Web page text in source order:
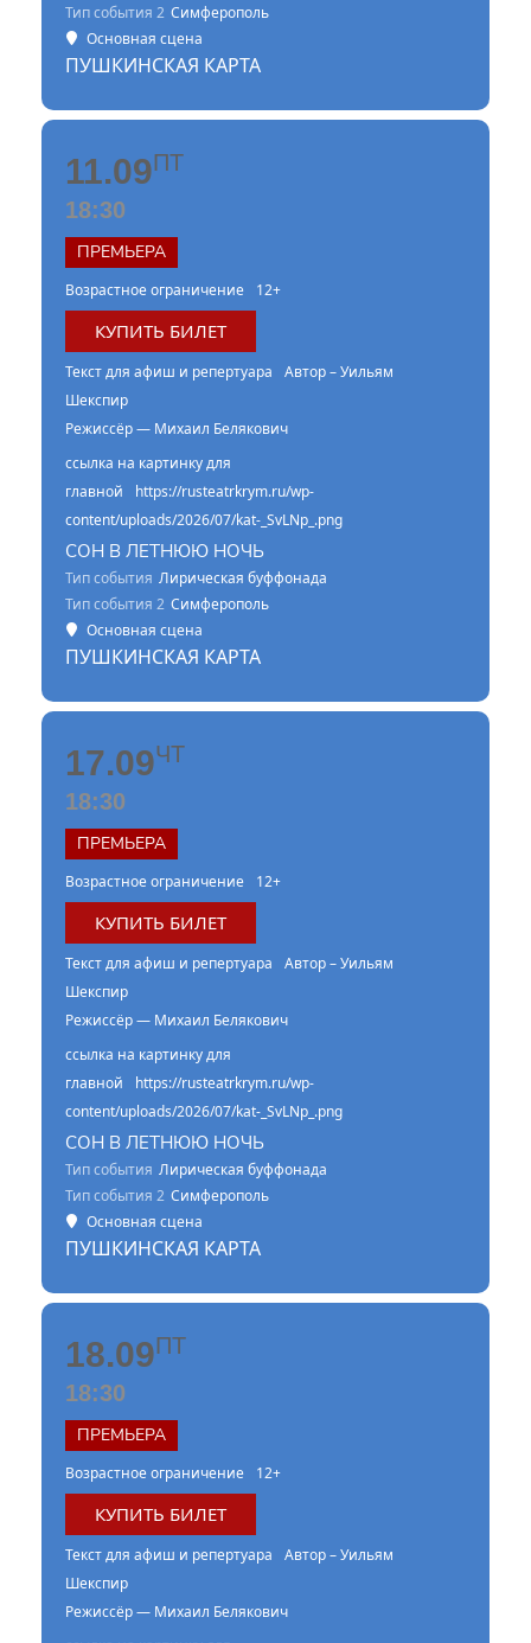
Тип события 2 Симферополь
Основная сцена
ПУШКИНСКАЯ КАРТА
11.09ПТ
18:30
ПРЕМЬЕРА
Возрастное ограничение 12+
КУПИТЬ БИЛЕТ
Текст для афиш и репертуара
Автор – Уильям
Шекспир
Режиссёр — Михаил Белякович
ссылка на картинку для
главной
https://rusteatrkrym.ru/wp-
content/uploads/2026/07/kat-_SvLNp_.png
СОН В ЛЕТНЮЮ НОЧЬ
Тип события Лирическая буффонада
Тип события 2 Симферополь
Основная сцена
ПУШКИНСКАЯ КАРТА
17.09ЧТ
18:30
ПРЕМЬЕРА
Возрастное ограничение 12+
КУПИТЬ БИЛЕТ
Текст для афиш и репертуара
Автор – Уильям
Шекспир
Режиссёр — Михаил Белякович
ссылка на картинку для
главной
https://rusteatrkrym.ru/wp-
content/uploads/2026/07/kat-_SvLNp_.png
СОН В ЛЕТНЮЮ НОЧЬ
Тип события Лирическая буффонада
Тип события 2 Симферополь
Основная сцена
ПУШКИНСКАЯ КАРТА
18.09ПТ
18:30
ПРЕМЬЕРА
Возрастное ограничение 12+
КУПИТЬ БИЛЕТ
Текст для афиш и репертуара
Автор – Уильям
Шекспир
Режиссёр — Михаил Белякович